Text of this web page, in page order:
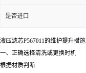
是否进口
液压滤芯P567011的维护提升措施
一、正确选择清洗或更换时机
根据材质判断